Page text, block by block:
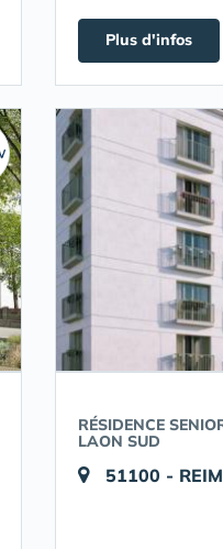
Plus d'infos
RÉSIDENCE
LAON SUD
51100 -